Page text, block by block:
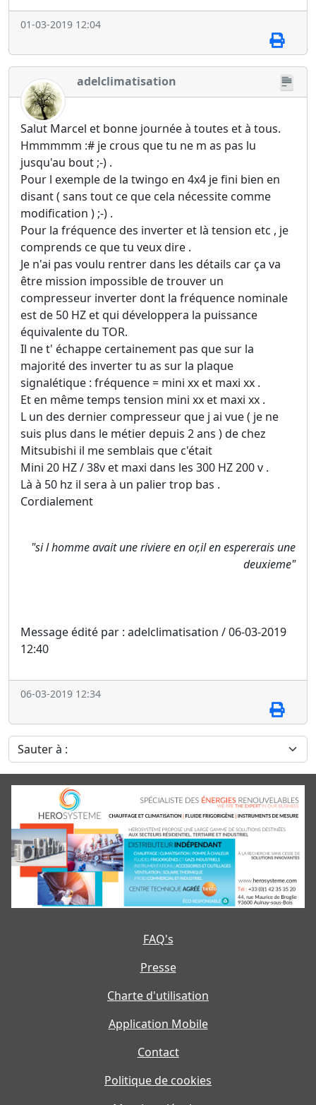
01-03-2019 12:04
adelclimatisation
Salut Marcel et bonne journée à toutes et à tous.
Hmmmmm :# je crous que tu ne m as pas lu
jusqu'au bout ;-) .
Pour l exemple de la twingo en 4x4 je fini bien en
disant ( sans tout ce que cela nécessite comme
modification ) ;-) .
Pour la fréquence des inverter et là tension etc , je
comprends ce que tu veux dire .
Je n'ai pas voulu rentrer dans les détails car ça va
être mission impossible de trouver un
compresseur inverter dont la fréquence nominale
est de 50 HZ et qui développera la puissance
équivalente du TOR.
Il ne t' échappe certainement pas que sur la
majorité des inverter tu as sur la plaque
signalétique : fréquence = mini xx et maxi xx .
Et en même temps tension mini xx et maxi xx .
L un des dernier compresseur que j ai vue ( je ne
suis plus dans le métier depuis 2 ans ) de chez
Mitsubishi il me semblais que c'était
Mini 20 HZ / 38v et maxi dans les 300 HZ 200 v .
Là à 50 hz il sera à un palier trop bas .
Cordialement
"si l homme avait une riviere en or,il en espererais une
deuxieme"
Message édité par : adelclimatisation / 06-03-2019
12:40
06-03-2019 12:34
Sauter à :
FAQ's
Presse
Charte d'utilisation
Application Mobile
Contact
Politique de cookies